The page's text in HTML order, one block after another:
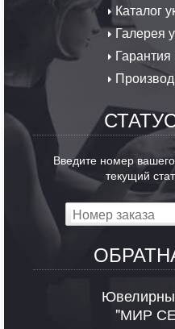
Каталог
Галерея
Гарантия
Введите номер
текущий
"МИР